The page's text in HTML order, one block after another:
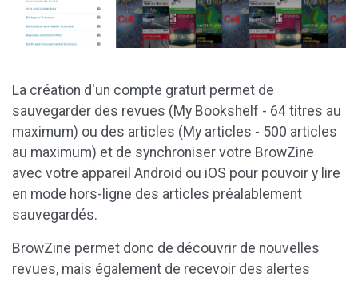
La création d'un compte gratuit permet de
sauvegarder des revues (My Bookshelf - 64 titres au
maximum) ou des articles (My articles - 500 articles
au maximum) et de synchroniser votre BrowZine
avec votre appareil Android ou iOS pour pouvoir y lire
en mode hors-ligne des articles préalablement
sauvegardés.
BrowZine permet donc de découvrir de nouvelles
revues, mais également de recevoir des alertes